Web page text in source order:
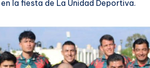
la fiesta de La Unidad Deportiva.